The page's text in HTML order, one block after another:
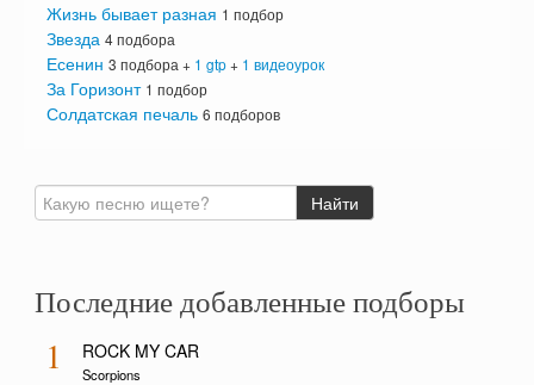
Жизнь бывает разная 1 подбор
Звезда 4 подбора
Есенин 3 подбора + 1 gtp+ 1 видеоурок
За Горизонт 1 подбор
Солдатская печаль 6 подборов
Последние добавленные подборы
1 ROCK MY CAR
Scorpions